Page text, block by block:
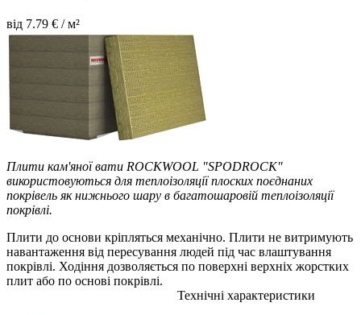
від 7.79 € / м²
Плити кам'яної вати ROCKWOOL "SPODROCK"
використовуються для теплоізоляції плоских поєднаних
покрівель як нижнього шару в багатошаровій теплоізоляції
покрівлі.
Плити до основи кріпляться механічно. Плити не витримують
навантаження від пересування людей під час влаштування
покрівлі. Ходіння дозволяється по поверхні верхніх жорстких
плит або по основі покрівлі.
Технічні характеристики